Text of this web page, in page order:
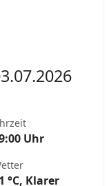
Uhr
°C, Klarer